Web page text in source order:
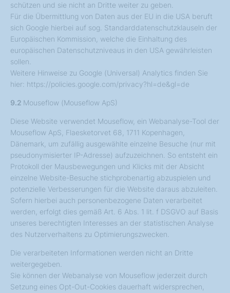
schützen und sie nicht an Dritte weiter zu geben.
Für die Übermittlung von Daten aus der EU in die USA beruft
sich Google hierbei auf sog. Standarddatenschutzklauseln der
Europäischen Kommission, welche die Einhaltung des
europäischen Datenschutzniveaus in den USA gewährleisten
sollen.
Weitere Hinweise zu Google (Universal) Analytics finden Sie
hier: https://policies.google.com/privacy?hl=de&gl=de
9.2 Mouseflow (Mouseflow ApS)
Diese Website verwendet Mouseflow, ein Webanalyse-Tool der
Mouseflow ApS, Flaesketorvet 68, 1711 Kopenhagen,
Dänemark, um zufällig ausgewählte einzelne Besuche (nur mit
pseudonymisierter IP-Adresse) aufzuzeichnen. So entsteht ein
Protokoll der Mausbewegungen und Klicks mit der Absicht
einzelne Website-Besuche stichprobenartig abzuspielen und
potenzielle Verbesserungen für die Website daraus abzuleiten.
Sofern hierbei auch personenbezogene Daten verarbeitet
werden, erfolgt dies gemäß Art. 6 Abs. 1 lit. f DSGVO auf Basis
unseres berechtigten Interesses an der statistischen Analyse
des Nutzerverhaltens zu Optimierungszwecken.
Die verarbeiteten Informationen werden nicht an Dritte
weitergegeben.
Sie können der Webanalyse von Mouseflow jederzeit durch
Setzung eines Opt-Out-Cookies dauerhaft widersprechen,